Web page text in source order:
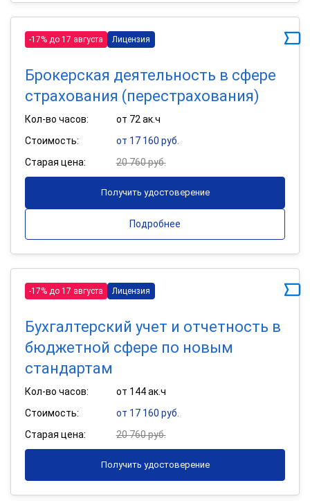
-17% до 17 августа Лицензия
Брокерская деятельность в сфере
страхования (перестрахования)
Кол-во часов:
от 72 ак.ч
Стоимость:
от 17 160 руб.
Старая цена:
20 760 руб.
Получить удостоверение
Подробнее
-17% до 17 августа Лицензия
Бухгалтерский учет и отчетность в
бюджетной сфере по новым
стандартам
Кол-во часов:
от 144 ак.ч
Стоимость:
от 17 160 руб.
Старая цена:
20 760 руб.
Получить удостоверение